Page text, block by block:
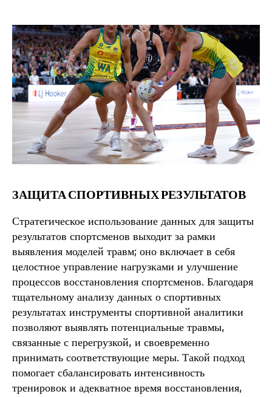
ЗАЩИТА СПОРТИВНЫХ РЕЗУЛЬТАТОВ
Стратегическое использование данных для защиты
результатов спортсменов выходит за рамки
выявления моделей травм; оно включает в себя
целостное управление нагрузками и улучшение
процессов восстановления спортсменов. Благодаря
тщательному анализу данных о спортивных
результатах инструменты спортивной аналитики
позволяют выявлять потенциальные травмы,
связанные с перегрузкой, и своевременно
принимать соответствующие меры. Такой подход
помогает сбалансировать интенсивность
тренировок и адекватное время восстановления,